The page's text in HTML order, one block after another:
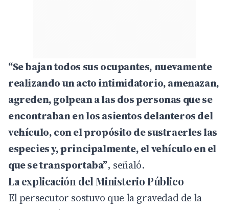
“Se bajan todos sus ocupantes, nuevamente
realizando un acto intimidatorio, amenazan,
agreden, golpean a las dos personas que se
encontraban en los asientos delanteros del
vehículo, con el propósito de sustraerles las
especies y, principalmente, el vehículo en el
que se transportaba”, señaló.
La explicación del Ministerio Público
El persecutor sostuvo que la gravedad de la